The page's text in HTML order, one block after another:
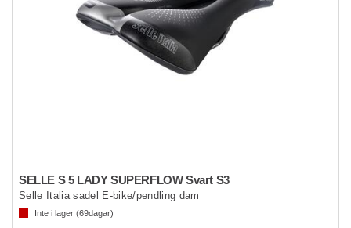
SELLE S 5 LADY SUPERFLOW Svart S3
Selle Italia sadel E-bike/pendling dam
Inte i lager (69dagar)